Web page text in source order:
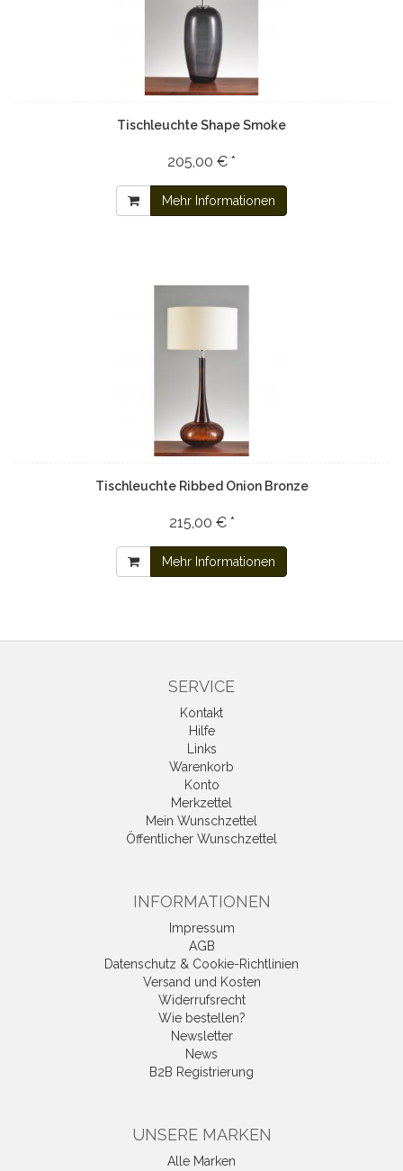
Tischleuchte Shape Smoke
205,00 € *
Mehr Informationen
Tischleuchte Ribbed Onion Bronze
215,00 € *
Mehr Informationen
SERVICE
Kontakt
Hilfe
Links
Warenkorb
Konto
Merkzettel
Mein Wunschzettel
Öffentlicher Wunschzettel
INFORMATIONEN
Impressum
AGB
Datenschutz & Cookie-Richtlinien
Versand und Kosten
Widerrufsrecht
Wie bestellen?
Newsletter
News
B2B Registrierung
UNSERE MARKEN
Alle Marken